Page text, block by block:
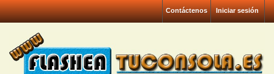
Iniciar sesión
Contáctenos